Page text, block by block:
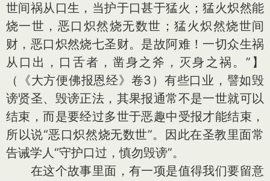
世间祸从口生，当护于口甚于猛火；猛火炽然能
烧一世，恶口炽然烧无数世；猛火炽然烧世间
财，恶口炽然烧七圣财。是故阿难！一切众生祸
从口出，口舌者，凿身之斧，灭身之祸。”】
（《大方便佛报恩经》卷3）有些口业，譬如毁
谤贤圣、毁谤正法，其果报通常不是一世就可以
结束，而是要经过多世于恶趣中受报才能结束，
所以说“恶口炽然烧无数世”。因此在圣教里面常
告诫学人“守护口过，慎勿毁谤”。
在这个故事里面，有一项是值得我们要留意